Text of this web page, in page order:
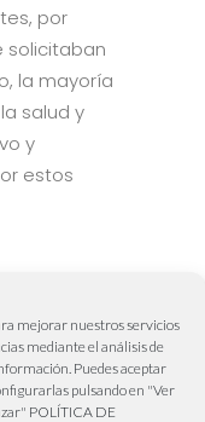
mejorar nuestros servicios
mediante el análisis de
Puedes aceptar
pulsando en "Ver
POLÍTICA DE
por
solicitaban
la mayoría
salud y
y
estos